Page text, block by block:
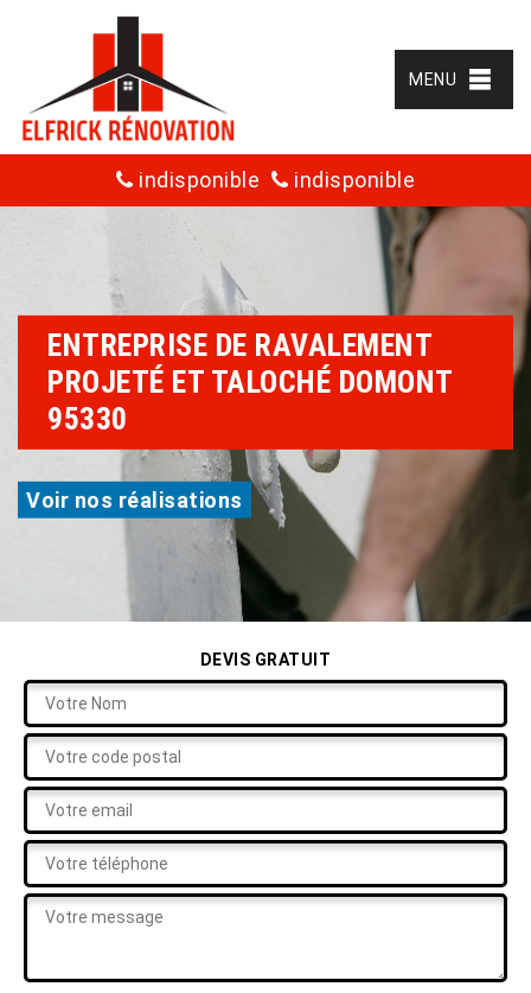
MENU
indisponible indisponible
ENTREPRISE DE RAVALEMENT
PROJETÉ ET TALOCHÉ DOMONT
95330
Voir nos réalisations
DEVIS GRATUIT